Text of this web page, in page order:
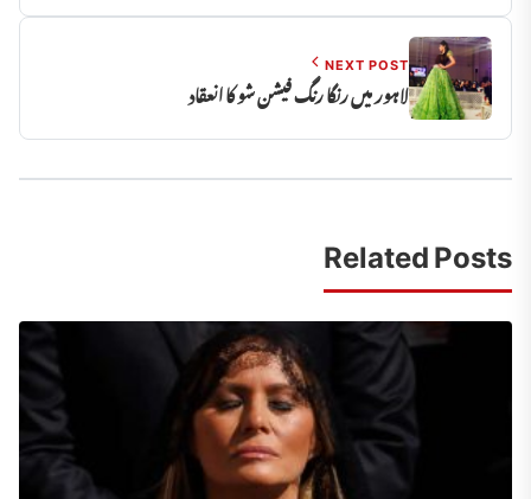
NEXT POST
لاہور میں رنگا رنگ فیشن شو کا انعقاد
Related Posts